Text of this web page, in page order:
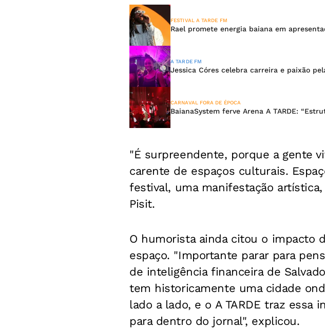
FESTIVAL A TARDE FM
Rael promete energia baiana em
A TARDE FM
Jessica Córes celebra carreira e paixão
CARNAVAL FORA DE ÉPOCA
BaianaSystem ferve Arena A TARDE:
"É surpreendente, porque a gente
carente de espaços culturais.
festival, uma manifestação
Pisit.
O humorista ainda citou o impacto
espaço. "Importante parar para
de inteligência financeira de
tem historicamente uma cidade
lado a lado, e o A TARDE traz essa
para dentro do jornal", explicou.